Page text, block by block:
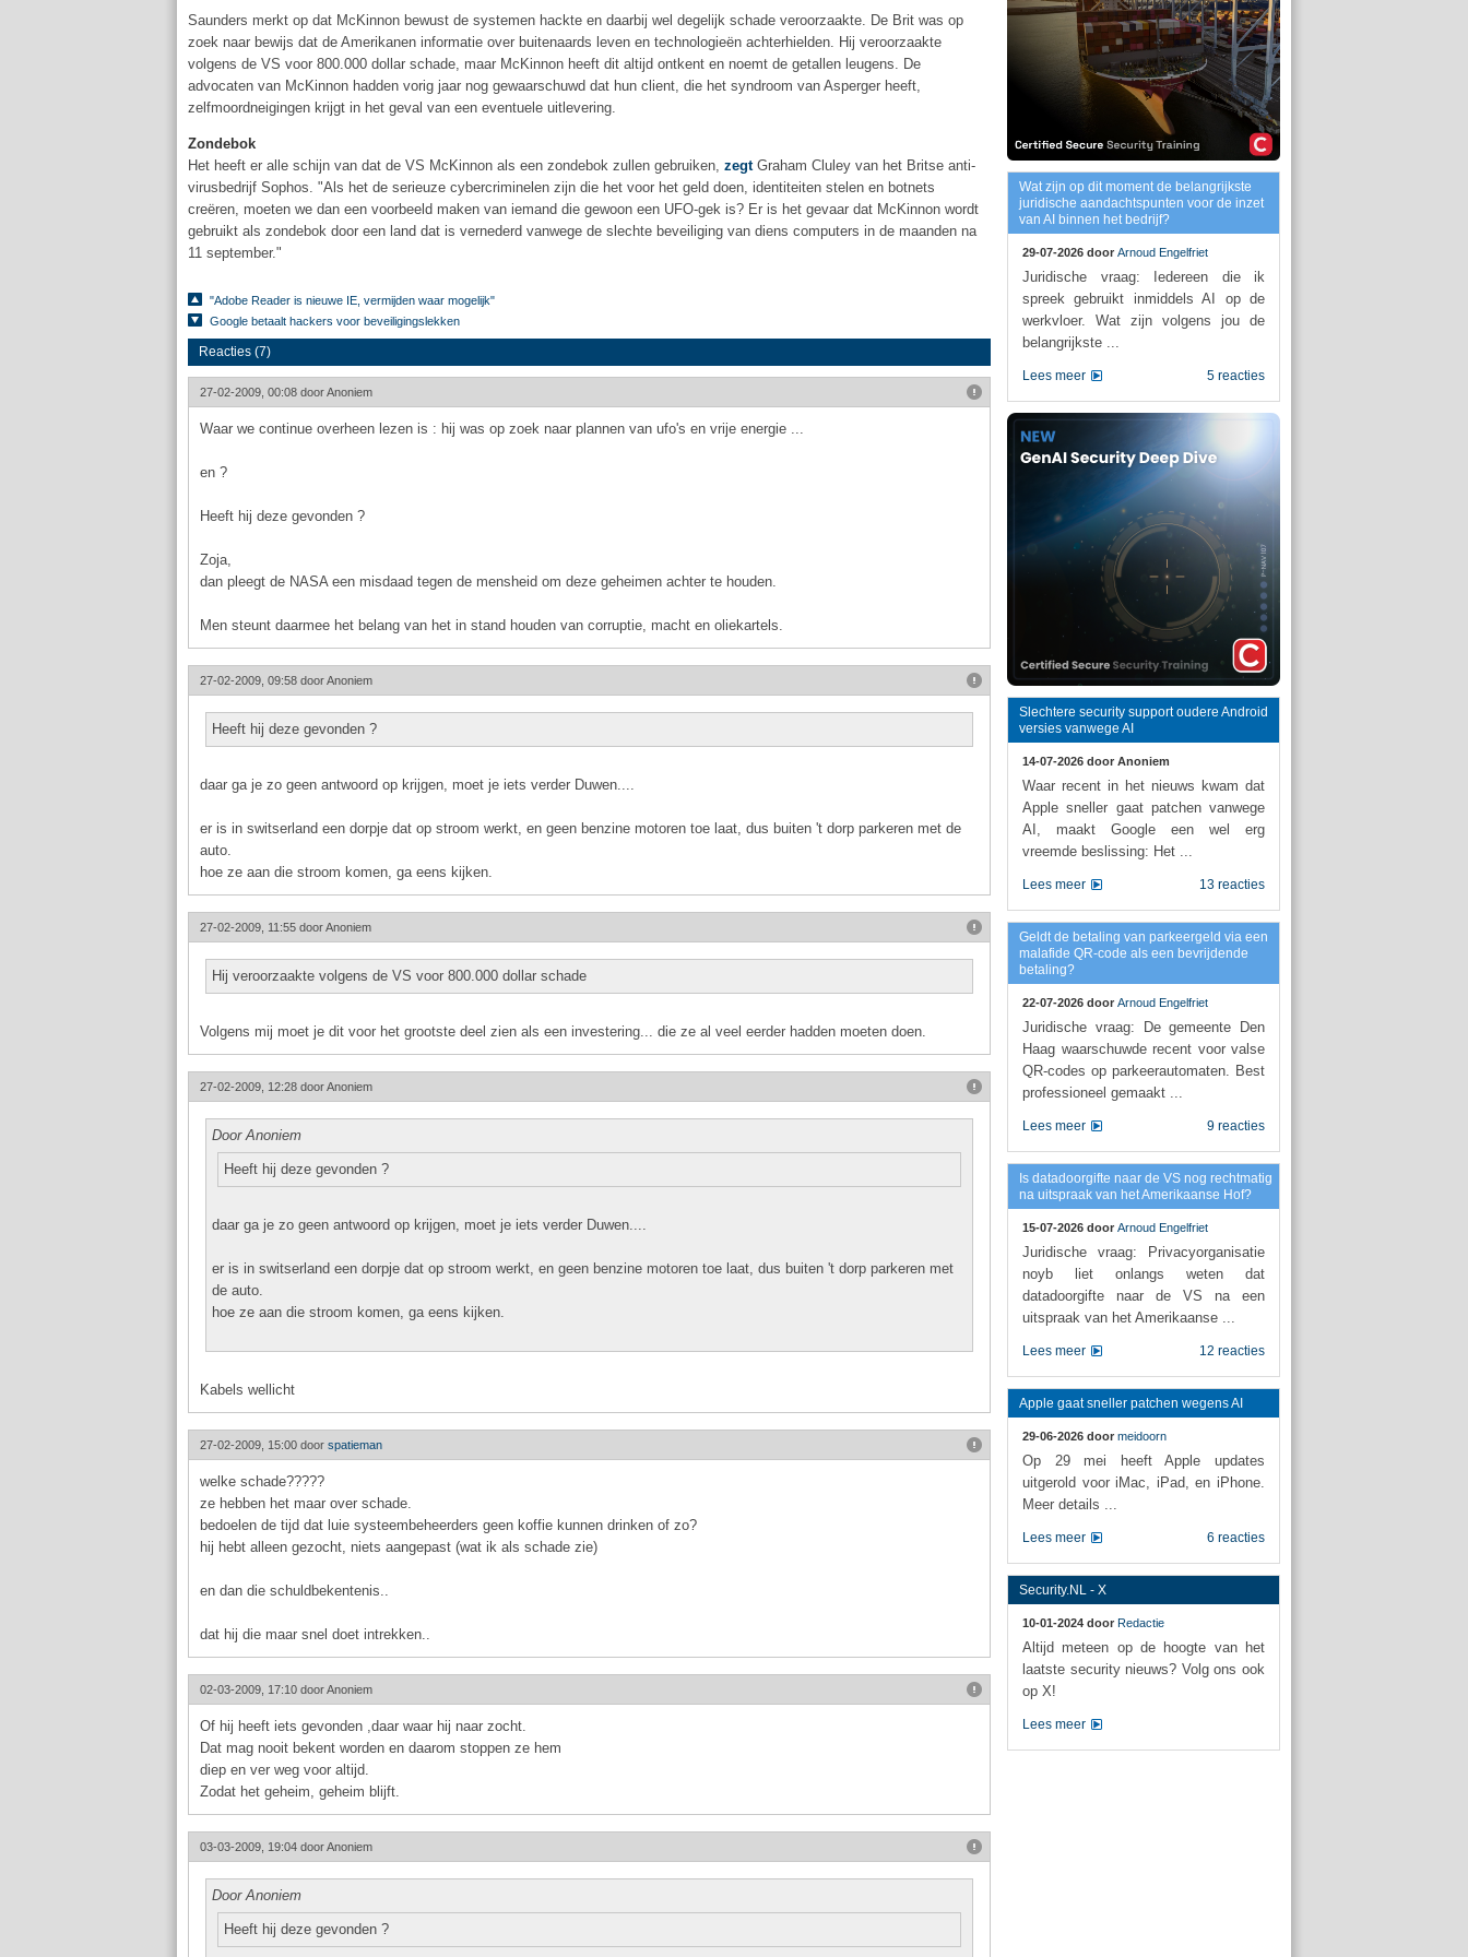
Saunders merkt op dat McKinnon bewust de systemen hackte en daarbij wel degelijk schade veroorzaakte. De Brit was op
zoek naar bewijs dat de Amerikanen informatie over buitenaards leven en technologieën achterhielden. Hij veroorzaakte
volgens de VS voor 800.000 dollar schade, maar McKinnon heeft dit altijd ontkent en noemt de getallen leugens. De
advocaten van McKinnon hadden vorig jaar nog gewaarschuwd dat hun client, die het syndroom van Asperger heeft,
zelfmoordneigingen krijgt in het geval van een eventuele uitlevering.
Zondebok
Het heeft er alle schijn van dat de VS McKinnon als een zondebok zullen gebruiken, zegtGraham Cluley van het Britse anti-
virusbedrijf Sophos. "Als het de serieuze cybercriminelen zijn die het voor het geld doen, identiteiten stelen en botnets
creëren, moeten we dan een voorbeeld maken van iemand die gewoon een UFO-gek is? Er is het gevaar dat McKinnon wordt
gebruikt als zondebok door een land dat is vernederd vanwege de slechte beveiliging van diens computers in de maanden na
11 september."
"Adobe Reader is nieuwe IE, vermijden waar mogelijk"
Google betaalt hackers voor beveiligingslekken
Reacties (7)
27-02-2009, 00:08 doorAnoniem
Waar we continue overheen lezen is : hij was op zoek naar plannen van ufo's en vrije energie ...
en ?
Heeft hij deze gevonden ?
Zoja,
dan pleegt de NASA een misdaad tegen de mensheid om deze geheimen achter te houden.
Men steunt daarmee het belang van het in stand houden van corruptie, macht en oliekartels.
27-02-2009, 09:58 doorAnoniem
Heeft hij deze gevonden ?
daar ga je zo geen antwoord op krijgen, moet je iets verder Duwen....
er is in switserland een dorpje dat op stroom werkt, en geen benzine motoren toe laat, dus buiten 't dorp parkeren met de
auto.
hoe ze aan die stroom komen, ga eens kijken.
27-02-2009, 11:55 doorAnoniem
Hij veroorzaakte volgens de VS voor 800.000 dollar schade
Volgens mij moet je dit voor het grootste deel zien als een investering... die ze al veel eerder hadden moeten doen.
27-02-2009, 12:28 doorAnoniem
Door Anoniem
Heeft hij deze gevonden ?
daar ga je zo geen antwoord op krijgen, moet je iets verder Duwen....
er is in switserland een dorpje dat op stroom werkt, en geen benzine motoren toe laat, dus buiten 't dorp parkeren met
de auto.
hoe ze aan die stroom komen, ga eens kijken.
Kabels wellicht
27-02-2009, 15:00 door spatieman
welke schade?????
ze hebben het maar over schade.
bedoelen de tijd dat luie systeembeheerders geen koffie kunnen drinken of zo?
hij hebt alleen gezocht, niets aangepast (wat ik als schade zie)
en dan die schuldbekentenis..
dat hij die maar snel doet intrekken..
02-03-2009, 17:10 doorAnoniem
Of hij heeft iets gevonden ,daar waar hij naar zocht.
Dat mag nooit bekent worden en daarom stoppen ze hem
diep en ver weg voor altijd.
Zodat het geheim, geheim blijft.
03-03-2009, 19:04 doorAnoniem
Door Anoniem
Heeft hij deze gevonden ?
Wat zijn op dit moment de belangrijkste
juridische aandachtspunten voor de inzet
van AI binnen het bedrijf?
29-07-2026 door Arnoud Engelfriet
Juridische vraag: Iedereen die ik
spreek gebruikt inmiddels AI op de
werkvloer. Wat zijn volgens jou de
belangrijkste ...
5 reacties
Lees meer
Slechtere security support oudere Android
versies vanwege AI
14-07-2026 door Anoniem
Waar recent in het nieuws kwam dat
Apple sneller gaat patchen vanwege
AI, maakt Google een wel erg
vreemde beslissing: Het ...
13 reacties
Lees meer
Geldt de betaling van parkeergeld via een
malafide QR-code als een bevrijdende
betaling?
22-07-2026 door Arnoud Engelfriet
Juridische vraag: De gemeente Den
Haag waarschuwde recent voor valse
QR-codes op parkeerautomaten. Best
professioneel gemaakt ...
9 reacties
Lees meer
Is datadoorgifte naar de VS nog rechtmatig
na uitspraak van het Amerikaanse Hof?
15-07-2026 door Arnoud Engelfriet
Juridische vraag: Privacyorganisatie
noyb liet onlangs weten dat
datadoorgifte naar de VS na een
uitspraak van het Amerikaanse ...
12 reacties
Lees meer
Apple gaat sneller patchen wegens AI
29-06-2026 door meidoorn
Op 29 mei heeft Apple updates
uitgerold voor iMac, iPad, en iPhone.
Meer details ...
6 reacties
Lees meer
Security.NL - X
10-01-2024 door Redactie
Altijd meteen op de hoogte van het
laatste security nieuws? Volg ons ook
op X!
Lees meer